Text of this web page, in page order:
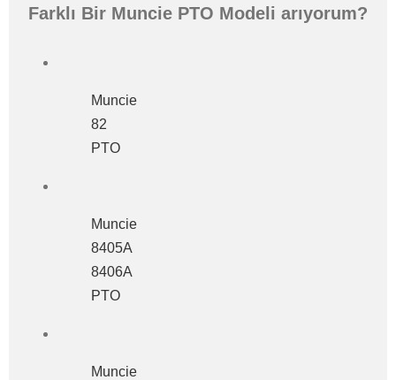
Farklı Bir Muncie PTO Modeli arıyorum?
Muncie
82
PTO
Muncie
8405A
8406A
PTO
Muncie